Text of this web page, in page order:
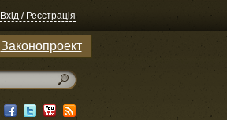
Вхід / Реєстрація
Законопроект